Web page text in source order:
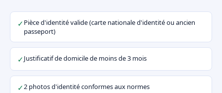
✓ Pièce d'identité valide (carte nationale d'identité ou ancien
passeport)
✓Justificatif de domicile de moins de 3 mois
✓2 photos d'identité conformes aux normes